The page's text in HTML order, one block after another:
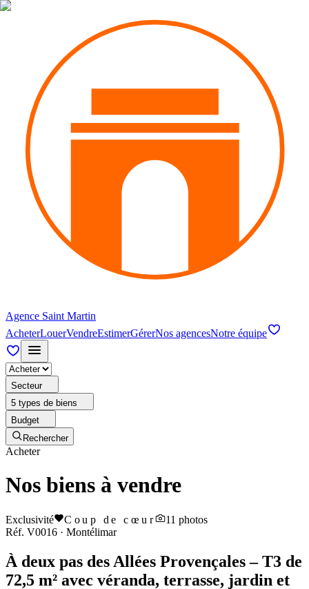
Agence Saint Martin
AcheterLouerVendreEstimerGérerNos agencesNotre équipe
Secteur
5 types de biens
Budget
Rechercher
Acheter
Nos biens à vendre
Exclusivité Coup de cœur 11 photos
Réf. V0016 · Montélimar
À deux pas des Allées Provençales – T3 de
72,5 m² avec véranda, terrasse, jardin et